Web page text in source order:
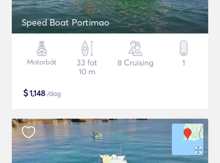
Speed Boat Portimao
Motorbåt
33 fot
10 m
8 Cruising 1
$1,148 /dag